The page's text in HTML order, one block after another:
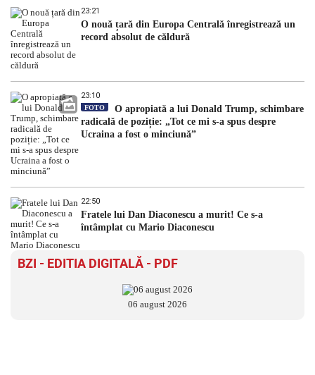
23:21
O nouă țară din Europa Centrală înregistrează un
record absolut de căldură
23:10
FOTO
O apropiată a lui Donald Trump, schimbare
radicală de poziție: „Tot ce mi s-a spus despre
Ucraina a fost o minciună”
22:50
Fratele lui Dan Diaconescu a murit! Ce s-a
întâmplat cu Mario Diaconescu
BZI - EDITIA DIGITALĂ - PDF
06 august 2026